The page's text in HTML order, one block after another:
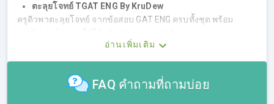
ตะลุยโจทย์ TGAT ENG By KruDew
ครูดิวพาตะลุยโจทย์ จากข้อสอบ GAT ENG ครบทั้งชุด พร้อม
อ่านเพิ่มเติม
FAQ คำถามที่ถามบ่อย